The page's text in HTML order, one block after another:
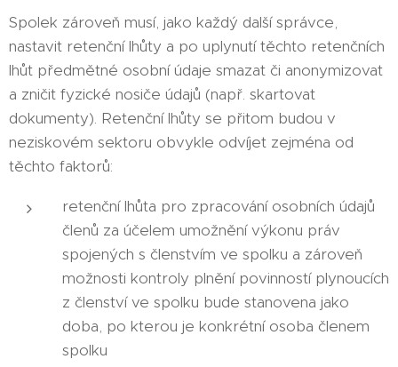
Spolek zároveň musí, jako každý další správce,
nastavit retenční lhůty a po uplynutí těchto retenčních
lhůt předmětné osobní údaje smazat či anonymizovat
a zničit fyzické nosiče údajů (např. skartovat
dokumenty). Retenční lhůty se přitom budou v
neziskovém sektoru obvykle odvíjet zejména od
těchto faktorů:
retenční lhůta pro zpracování osobních údajů
členů za účelem umožnění výkonu práv
spojených s členstvím ve spolku a zároveň
možnosti kontroly plnění povinností plynoucích
z členství ve spolku bude stanovena jako
doba, po kterou je konkrétní osoba členem
spolku